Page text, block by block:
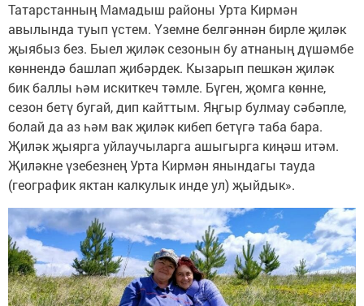
Татарстанның Мамадыш районы Урта Кирмән
авылында туып үстем. Үземне белгәннән бирле җиләк
җыябыз без. Быел җиләк сезонын бу атнаның дүшәмбе
көннендә башлап җибәрдек. Кызарып пешкән җиләк
бик баллы һәм искиткеч тәмле. Бүген, җомга көнне,
сезон бетү бугай, дип кайттым. Яңгыр булмау сәбәпле,
болай да аз һәм вак җиләк кибеп бетүгә таба бара.
Җиләк җыярга уйлаучыларга ашыгырга киңәш итәм.
Җиләкне үзебезнең Урта Кирмән янындагы тауда
(географик яктан калкулык инде ул) җыйдык».